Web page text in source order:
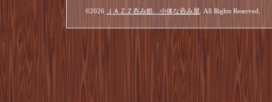
©2026 ＪＡＺＺ呑み処 小体な呑み屋 . All Rights Reserved.